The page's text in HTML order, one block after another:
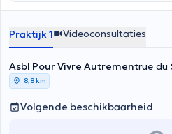
Praktijk 1 Videoconsultaties
Asbl Pour Vivre Autrementrue du
8,8 km
Volgende beschikbaarheid